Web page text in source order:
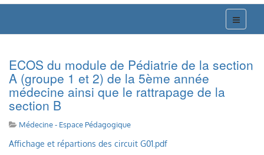
ECOS du module de Pédiatrie de la section
A (groupe 1 et 2) de la 5ème année
médecine ainsi que le rattrapage de la
section B
Médecine - Espace Pédagogique
Affichage et répartions des circuit G01.pdf